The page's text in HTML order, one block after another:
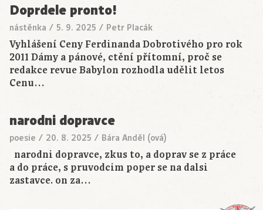
Doprdele pronto!
nástěnka / 5. 9. 2025 / Petr Placák
Vyhlášení Ceny Ferdinanda Dobrotivého pro rok
2011 Dámy a pánové, ctění přítomní, proč se
redakce revue Babylon rozhodla udělit letos
Cenu…
narodni dopravce
poesie / 20. 8. 2025 / Bára Anděl (ová)
narodni dopravce, zkus to, a doprav se z práce
a do práce, s pruvodcim poper se na dalsi
zastavce. on za…